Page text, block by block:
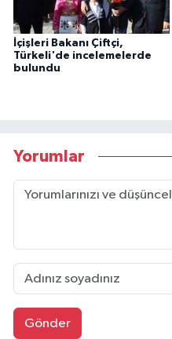
İçişleri Bakanı Çiftçi,
Türkeli'de incelemelerde
bulundu
Yorumlar
Gönder